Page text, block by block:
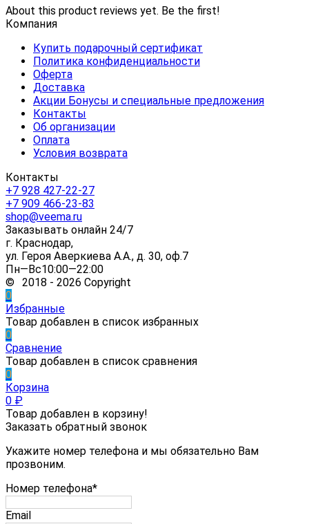
About this product reviews yet. Be the first!
Компания
Купить подарочный сертификат
Политика конфиденциальности
Оферта
Доставка
Акции Бонусы и специальные предложения
Контакты
Об организации
Оплата
Условия возврата
Контакты
+7 928 427-22-27
+7 909 466-23-83
shop@veema.ru
Заказывать онлайн 24/7
г. Краснодар,
ул. Героя Аверкиева А.А., д. 30, оф.7
Пн—Вс10:00—22:00
© 2018 - 2026 Copyright
0
Избранные
Товар добавлен в список избранных
0
Сравнение
Товар добавлен в список сравнения
0
Корзина
0 ₽
Товар добавлен в корзину!
Заказать обратный звонок
Укажите номер телефона и мы обязательно Вам
прозвоним.
Номер телефона*
Email